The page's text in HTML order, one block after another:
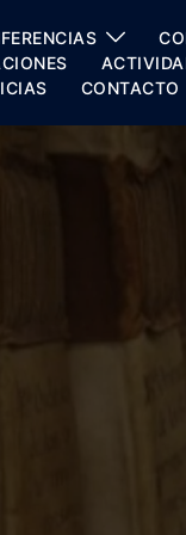
CONTACTO